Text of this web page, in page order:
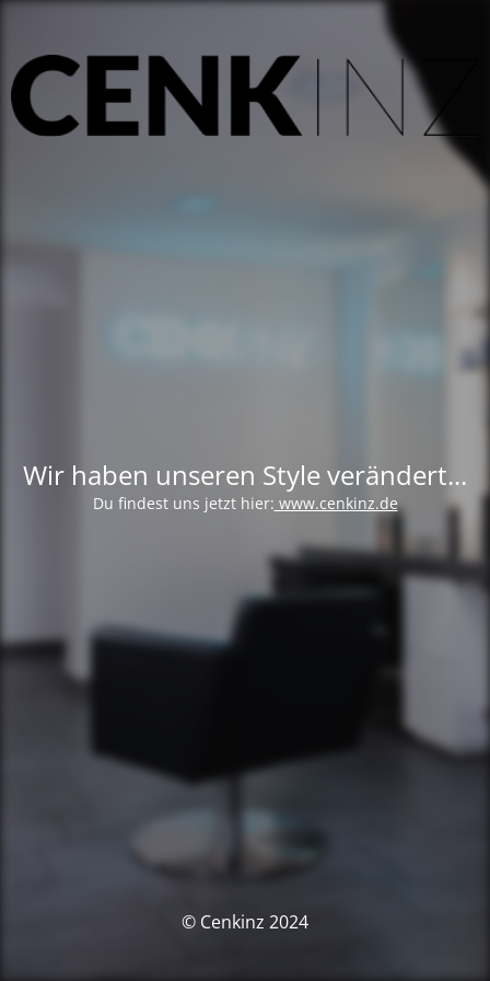
Wir haben unseren Style verändert...
Du findest uns jetzt hier: www.cenkinz.de
© Cenkinz 2024